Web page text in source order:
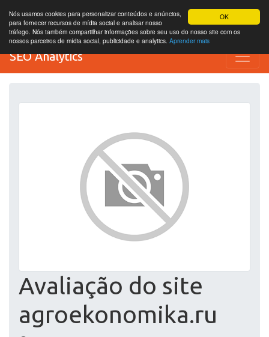
OK
Nós usamos cookies para personalizar conteúdos e anúncios,
para fornecer recursos de mídia social e analisar nosso
tráfego. Nós também compartilhar informações sobre seu uso do nosso site com os
nossos parceiros de mídia social, publicidade e analytics. Aprender mais
SEO Analytics
Avaliação do site
agroekonomika.ru